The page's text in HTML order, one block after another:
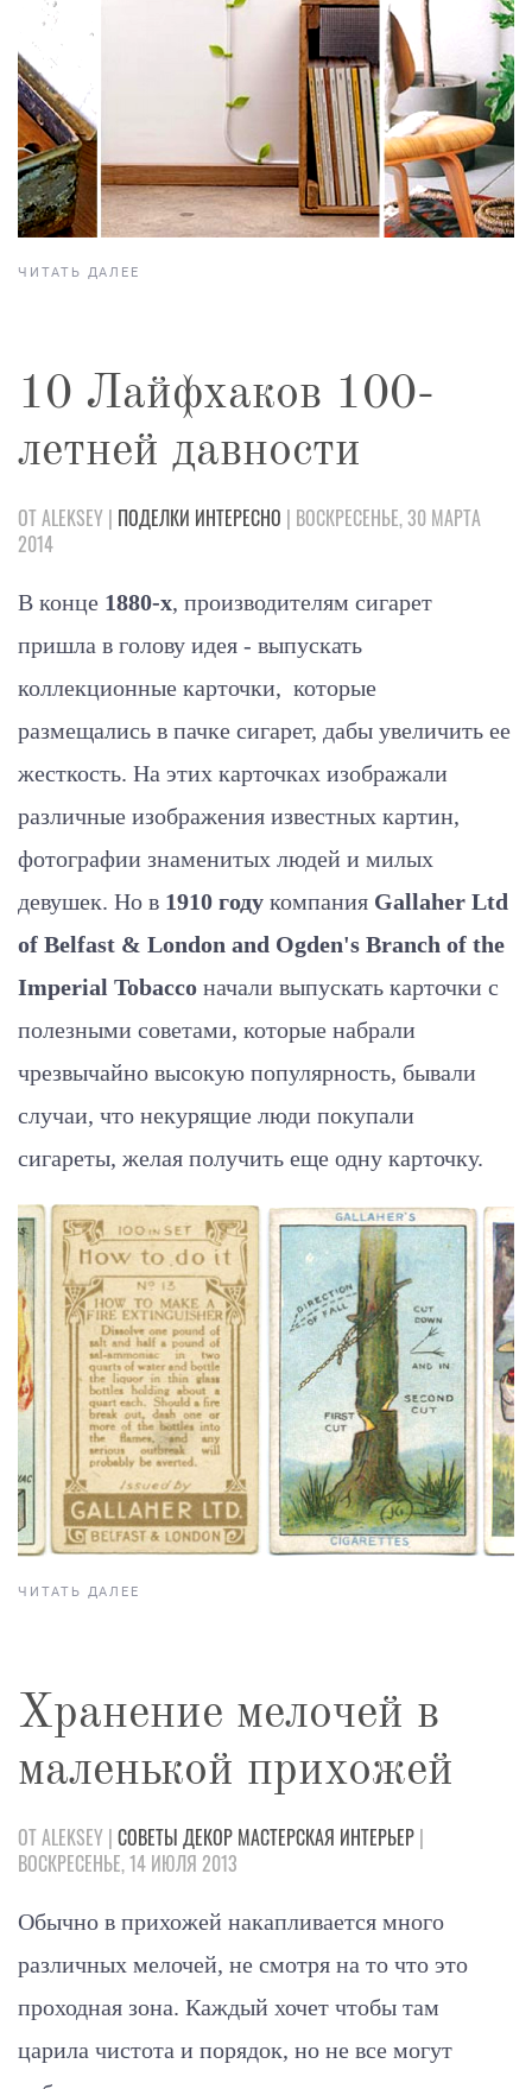
ЧИТАТЬ ДАЛЕЕ
10 Лайфхаков 100-
летней давности
ОТ ALEKSEY | ПОДЕЛКИ ИНТЕРЕСНО | ВОСКРЕСЕНЬЕ, 30 МАРТА
2014
В конце 1880-х, производителям сигарет
пришла в голову идея - выпускать
коллекционные карточки, которые
размещались в пачке сигарет, дабы увеличить ее
жесткость. На этих карточках изображали
различные изображения известных картин,
фотографии знаменитых людей и милых
девушек. Но в 1910 году компания Gallaher Ltd
of Belfast & London and Ogden's Branch of the
Imperial Tobacco начали выпускать карточки с
полезными советами, которые набрали
чрезвычайно высокую популярность, бывали
случаи, что некурящие люди покупали
сигареты, желая получить еще одну карточку.
ЧИТАТЬ ДАЛЕЕ
Хранение мелочей в
маленькой прихожей
ОТ ALEKSEY | СОВЕТЫ ДЕКОР МАСТЕРСКАЯ ИНТЕРЬЕР |
ВОСКРЕСЕНЬЕ, 14 ИЮЛЯ 2013
Обычно в прихожей накапливается много
различных мелочей, не смотря на то что это
проходная зона. Каждый хочет чтобы там
царила чистота и порядок, но не все могут